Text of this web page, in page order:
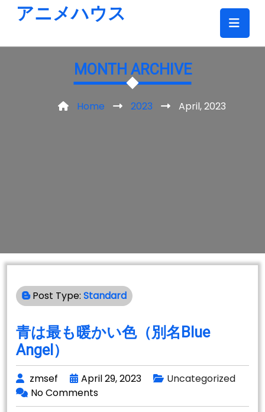
Skipアニメハウス
MONTH ARCHIVE
Home 2023 April, 2023
Post Type: Standard
青は最も暖かい色（別名Blue
Angel）
zmsef April 29, 2023
Uncategorized
No Comments